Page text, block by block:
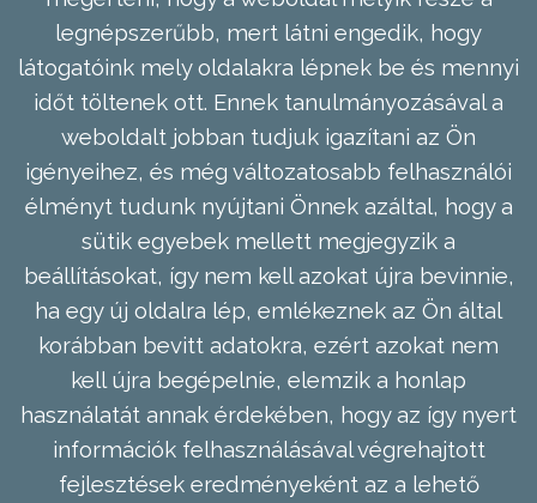
legnépszerűbb, mert látni engedik, hogy
látogatóink mely oldalakra lépnek be és mennyi
időt töltenek ott. Ennek tanulmányozásával a
weboldalt jobban tudjuk igazítani az Ön
igényeihez, és még változatosabb felhasználói
élményt tudunk nyújtani Önnek azáltal, hogy a
sütik egyebek mellett megjegyzik a
beállításokat, így nem kell azokat újra bevinnie,
ha egy új oldalra lép, emlékeznek az Ön által
korábban bevitt adatokra, ezért azokat nem
kell újra begépelnie, elemzik a honlap
használatát annak érdekében, hogy az így nyert
információk felhasználásával végrehajtott
fejlesztések eredményeként az a lehető